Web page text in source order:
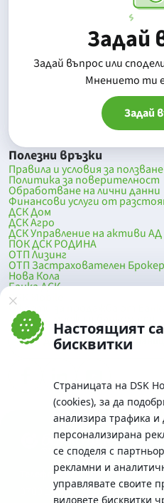
Настоящият
бисквитки
Страницата на DSK
(cookies), за да
анализира трафика и
персонализирана
се споделя с
рекламни и
управлявате своите
видовете бисквитки
Задай
Задай въпрос или
Mнението ти
Задай
Полезни връзки
Правила и условия за ползване
Политика за поверителност
Обработване на лични данни
Финансови услуги от
ДСК Дом
ДСК Агро
ДСК Управление на активи АД
ПОК ДСК РОДИНА
ОТП Лизинг
ОТП Застрахователен Брокер
Нова Кола
Банка ДСК
DSK Mobile
Оферти за продажба от Банка
Клонова мрежа и банкомати
До началото на
Телефон:
0700 10 375 / *2375